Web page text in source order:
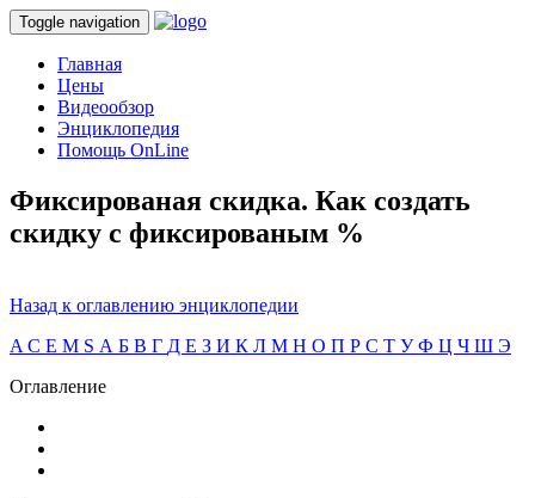
Toggle navigation
Главная
Цены
Видеообзор
Энциклопедия
Помощь OnLine
Фиксированая скидка. Как создать
скидку с фиксированым %
Назад к оглавлению энциклопедии
A C E M S А Б В Г Д Е З И К Л М Н О П Р С Т УФ Ц Ч Ш Э
Оглавление